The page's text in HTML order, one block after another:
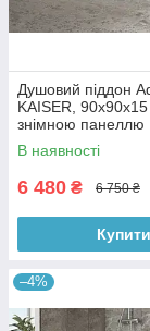
Душовий піддон
KAISER, 90х90х15
знімною панеллю
В наявності
6 480 ₴ 6 750 ₴
Купити
–4%